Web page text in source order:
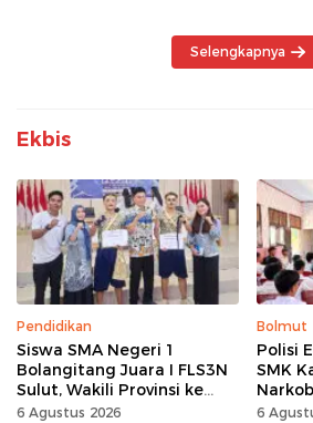
Selengkapnya
Ekbis
Pendidikan
Siswa SMA Negeri 1
Bolangitang Juara I FLS3N
Sulut, Wakili Provinsi ke
Tingkat Nasional
6 Agustus 2026
Bolmut
Polisi
SMK
6